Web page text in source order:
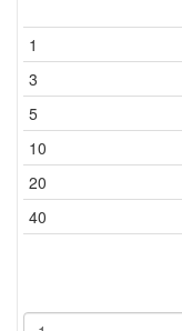
1
3
5
10
20
40